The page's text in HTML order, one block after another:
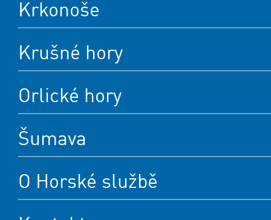
Krkonoše
Krušné hory
Orlické hory
Šumava
O Horské službě